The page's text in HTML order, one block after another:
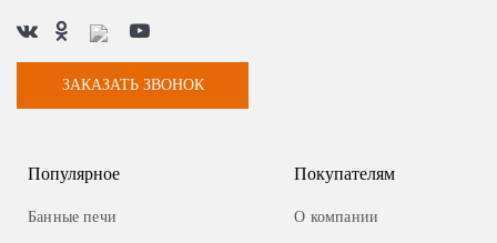
ЗАКАЗАТЬ ЗВОНОК
Популярное
Банные печи
Покупателям
О компании